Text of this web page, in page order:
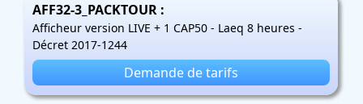
AFF32-3_PACKTOUR :
Afficheur version LIVE + 1 CAP50 - Laeq 8 heures -
Décret 2017-1244
Demande de tarifs